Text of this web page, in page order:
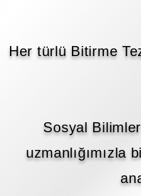
Her türlü Bitirme
Sosyal
uzmanlığımızla